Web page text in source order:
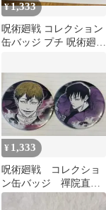
¥1,333
呪術廻戦 コレクション
缶バッジ プチ 呪術廻戦
¥ 1,333
呪術廻戦 コレクショ
ン缶バッジ 禪院直
哉 伏黒甚爾